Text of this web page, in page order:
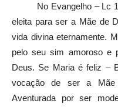
No Evangelho – Lc
eleita para ser a Mãe de
vida divina eternamente.
pelo seu sim amoroso e
Deus. Se Maria é feliz –
vocação de ser a Mãe
Aventurada por ser